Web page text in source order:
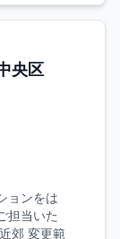
央区
ョンをは
担当いた
郊 変更範